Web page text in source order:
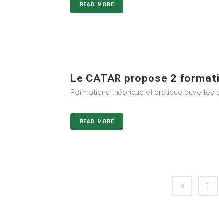
READ MORE
Le CATAR propose 2
Formations théorique et pratique ouvertes
READ MORE
1